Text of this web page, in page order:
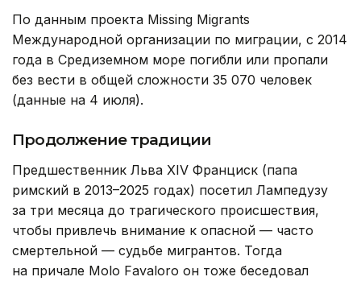
По данным проекта Missing Migrants
Международной организации по миграции, с 2014
года в Средиземном море погибли или пропали
без вести в общей сложности 35 070 человек
(данные на 4 июля).
Продолжение традиции
Предшественник Льва XIV Франциск (папа
римский в 2013–2025 годах) посетил Лампедузу
за три месяца до трагического происшествия,
чтобы привлечь внимание к опасной — часто
смертельной — судьбе мигрантов. Тогда
на причале Molo Favaloro он тоже беседовал